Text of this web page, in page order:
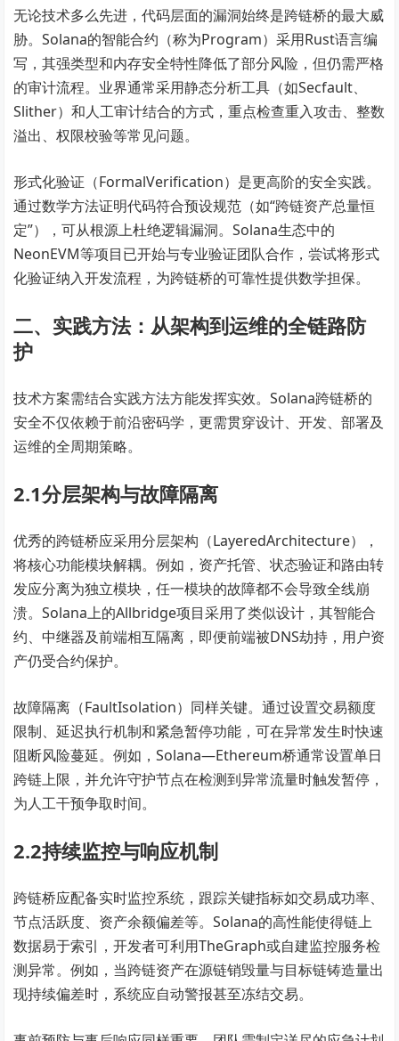
无论技术多么先进，代码层面的漏洞始终是跨链桥的最大威
胁。Solana的智能合约（称为Program）采用Rust语言编
写，其强类型和内存安全特性降低了部分风险，但仍需严格
的审计流程。业界通常采用静态分析工具（如Secfault、
Slither）和人工审计结合的方式，重点检查重入攻击、整数
溢出、权限校验等常见问题。
形式化验证（FormalVerification）是更高阶的安全实践。
通过数学方法证明代码符合预设规范（如“跨链资产总量恒
定”），可从根源上杜绝逻辑漏洞。Solana生态中的
NeonEVM等项目已开始与专业验证团队合作，尝试将形式
化验证纳入开发流程，为跨链桥的可靠性提供数学担保。
二、实践方法：从架构到运维的全链路防
护
技术方案需结合实践方法方能发挥实效。Solana跨链桥的
安全不仅依赖于前沿密码学，更需贯穿设计、开发、部署及
运维的全周期策略。
2.1分层架构与故障隔离
优秀的跨链桥应采用分层架构（LayeredArchitecture），
将核心功能模块解耦。例如，资产托管、状态验证和路由转
发应分离为独立模块，任一模块的故障都不会导致全线崩
溃。Solana上的Allbridge项目采用了类似设计，其智能合
约、中继器及前端相互隔离，即便前端被DNS劫持，用户资
产仍受合约保护。
故障隔离（FaultIsolation）同样关键。通过设置交易额度
限制、延迟执行机制和紧急暂停功能，可在异常发生时快速
阻断风险蔓延。例如，Solana—Ethereum桥通常设置单日
跨链上限，并允许守护节点在检测到异常流量时触发暂停，
为人工干预争取时间。
2.2持续监控与响应机制
跨链桥应配备实时监控系统，跟踪关键指标如交易成功率、
节点活跃度、资产余额偏差等。Solana的高性能使得链上
数据易于索引，开发者可利用TheGraph或自建监控服务检
测异常。例如，当跨链资产在源链销毁量与目标链铸造量出
现持续偏差时，系统应自动警报甚至冻结交易。